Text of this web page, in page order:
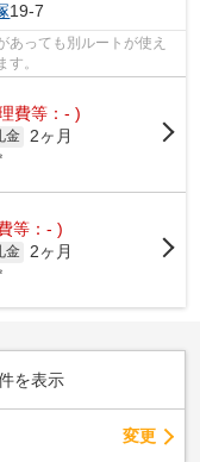
19-7
あっても別ルートが使え
。
費等：- )
金
2ヶ月
等：- )
金
2ヶ月
を表示
変更